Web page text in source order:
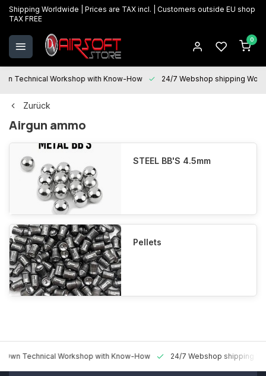
Shipping Worldwide | Prices are TAX incl. | Customers outside EU shop
TAX FREE
0
Technical Workshop with Know-How 24/7 Webshop shipping
Zurück
Airgun ammo
STEEL BB'S 4.5mm
Pellets
Technical Workshop with Know-How 24/7 Webshop shipping